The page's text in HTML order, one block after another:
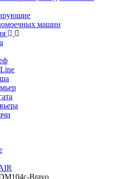
машин
Bravo